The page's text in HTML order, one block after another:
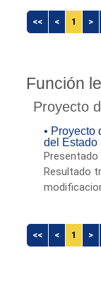
<< < 1 >
Función
Proyecto
• Proyecto
del Estado
Resultado
<< < 1 >